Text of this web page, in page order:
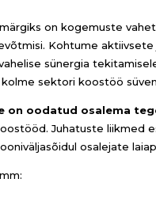
on kogemuste
Kohtume
sünergia
sektori koostöö
on oodatud osalema
Juhatuste liikmed
osalejate